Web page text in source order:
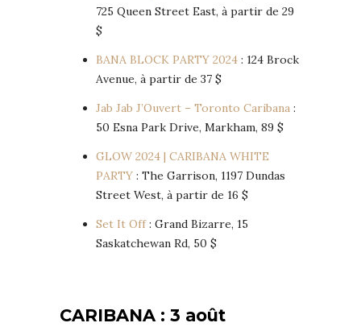
725 Queen Street East, à partir de 29
$
BANA BLOCK PARTY 2024 : 124 Brock
Avenue, à partir de 37 $
Jab Jab J’Ouvert – Toronto Caribana :
50 Esna Park Drive, Markham, 89 $
GLOW 2024 | CARIBANA WHITE
PARTY : The Garrison, 1197 Dundas
Street West, à partir de 16 $
Set It Off: Grand Bizarre, 15
Saskatchewan Rd, 50 $
CARIBANA : 3 août